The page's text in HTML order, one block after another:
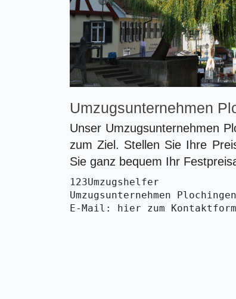
Umzugsunternehmen
Unser Umzugsunternehmen
zum Ziel. Stellen Sie Ihre
Sie ganz bequem Ihr
123Umzugshelfer
Umzugsunternehmen
E-Mail: hier zum